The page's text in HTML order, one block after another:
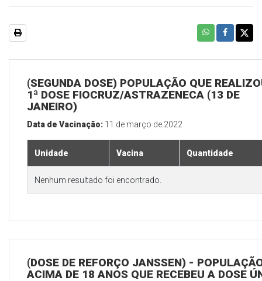
(SEGUNDA DOSE) POPULAÇÃO QUE
1ª DOSE FIOCRUZ/ASTRAZENECA (13 DE
JANEIRO)
Data de Vacinação: 11 de março de 2022
Unidade Vacina Quantidade
Nenhum resultado foi encontrado.
(DOSE DE REFORÇO JANSSEN) -
ACIMA DE 18 ANOS QUE RECEBEU A DOSE